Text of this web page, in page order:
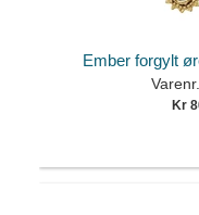
Ember forgylt
Kr